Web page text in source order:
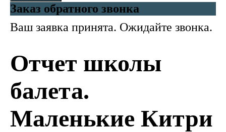
Заказ обратного звонка
Ваш заявка принята. Ожидайте звонка.
Отчет школы
балета.
Маленькие Китри